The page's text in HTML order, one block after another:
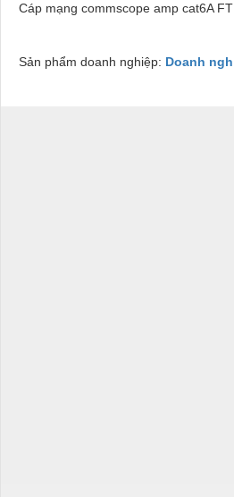
Cáp mạng commscope amp cat6A
Sản phẩm doanh nghiệp: Doanh